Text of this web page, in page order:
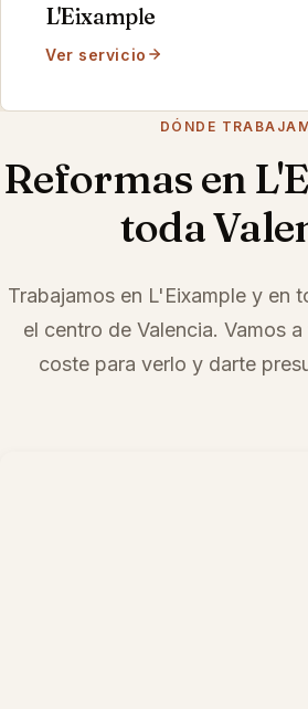
L'Eixample
Ver servicio
DÓNDE
Reformas en
toda
Trabajamos en L'Eixampley en
el centro de Valencia. Vamos
coste para verlo y darte